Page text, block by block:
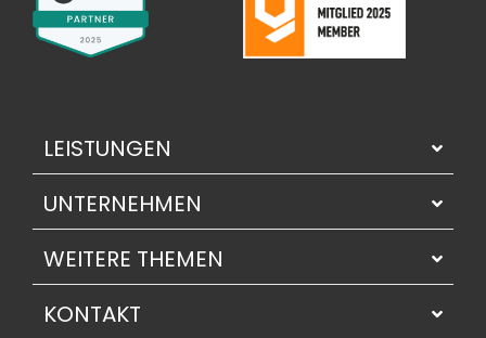
LEISTUNGEN
UNTERNEHMEN
WEITERE THEMEN
KONTAKT